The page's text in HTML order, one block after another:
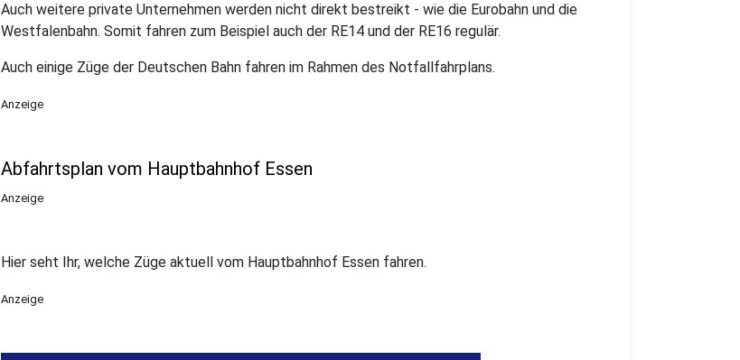
Auch weitere private Unternehmen werden nicht direkt bestreikt - wie die Eurobahn und die
Westfalenbahn. Somit fahren zum Beispiel auch der RE14 und der RE16 regulär.
Auch einige Züge der Deutschen Bahn fahren im Rahmen des Notfallfahrplans.
Anzeige
Abfahrtsplan vom Hauptbahnhof Essen
Anzeige
Hier seht Ihr, welche Züge aktuell vom Hauptbahnhof Essen fahren.
Anzeige